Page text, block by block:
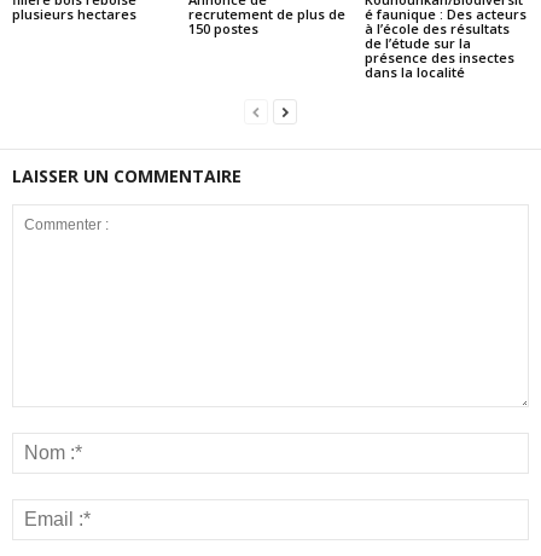
plusieurs hectares
recrutement de plus de
150 postes
é faunique : Des acteurs
à l’école des résultats
de l’étude sur la
présence des insectes
dans la localité
LAISSER UN COMMENTAIRE